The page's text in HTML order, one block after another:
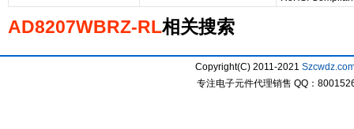
AD8207WBRZ-RL相关搜索
Copyright(C) 2011-2021
专注电子元件代理销售 QQ：